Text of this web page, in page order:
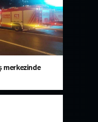
merkezinde